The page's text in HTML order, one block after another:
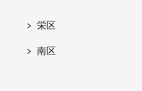
栄区
南区